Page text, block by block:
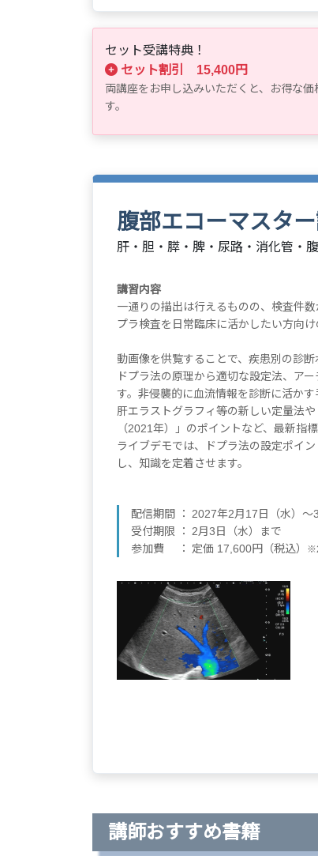
セット受講特典！
セット割引 15,400円
両講座をお申し込みいただくと、お得な
す。
腹部エコーマスタ
肝・胆・膵・脾・尿路・消化管・
講習内容
一通りの描出は行えるものの、検査件
プラ検査を日常臨床に活かしたい方向け
動画像を供覧することで、疾患別の診断
ドプラ法の原理から適切な設定法、ア
す。非侵襲的に血流情報を診断に活かす
肝エラストグラフィ等の新しい定量法
（2021年）」のポイントなど、最新指
ライブデモでは、ドプラ法の設定ポイ
し、知識を定着させます。
配信期間
2027年2月17日（水）～
受付期限
2月3日（水）まで
参加費
定価 17,600円（税込）
講師おすすめ書籍